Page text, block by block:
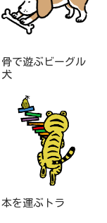
骨で遊ぶビーグル
犬
本を運ぶトラ